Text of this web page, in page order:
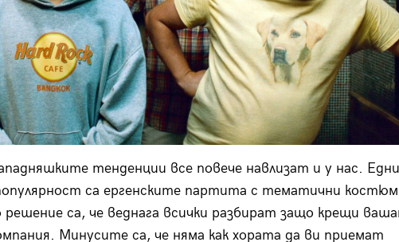
тенденции все повече навлизат и у нас.
са ергенските партита с тематични
са, че веднага всички разбират защо крещи
Минусите са, че няма как хората да ви приемат